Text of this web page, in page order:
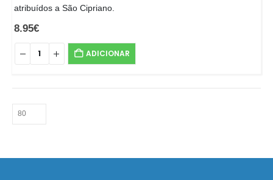
atribuídos a São Cipriano.
8.95€
ADICIONAR